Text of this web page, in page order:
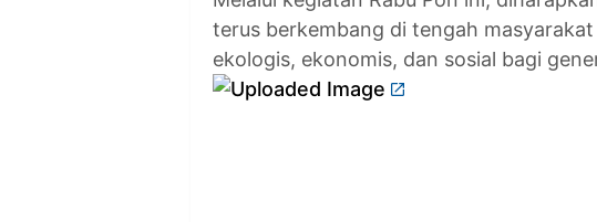
terus berkembang di tengah
ekologis, ekonomis, dan sosial bagi